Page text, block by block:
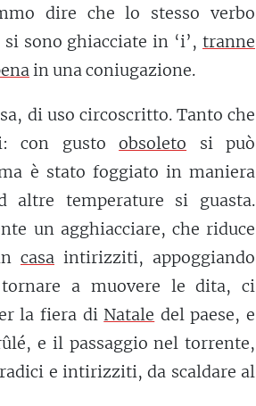
dire che lo stesso verbo
sono ghiacciate in ‘i’, tranne
in una coniugazione.
di uso circoscritto. Tanto che
con gustoobsoleto si può
è stato foggiato in maniera
altre temperature si guasta.
un agghiacciare, che riduce
casa intirizziti, appoggiando
a muovere le dita, ci
la fiera di Natale del paese, e
e il passaggio nel torrente,
e intirizziti, da scaldare al